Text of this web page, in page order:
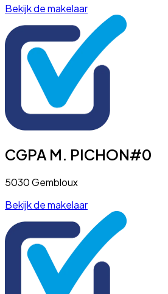
Bekijk de makelaar
CGPA M. PICHON#0
5030 Gembloux
Bekijk de makelaar